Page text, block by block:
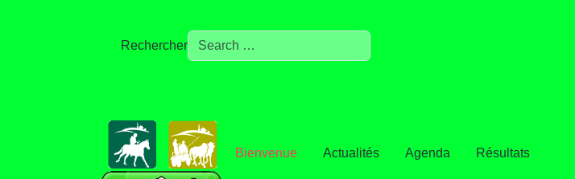
Rechercher
Bienvenue Actualités Agenda Résultats